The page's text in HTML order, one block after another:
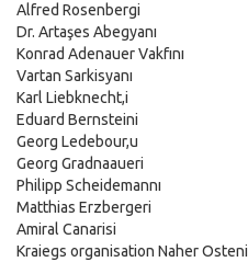
Alfred Rosenbergi
Dr. Artaşes Abegyanı
Konrad Adenauer Vakfını
Vartan Sarkisyanı
Karl Liebknecht,i
Eduard Bernsteini
Georg Ledebour,u
Georg Gradnaaueri
Philipp Scheidemannı
Matthias Erzbergeri
Amiral Canarisi
Kraiegs organisation Naher Osteni